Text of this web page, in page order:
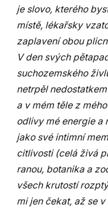
je slovo, kterého
místě, lékařsky
zaplavení obou
V den svých
suchozemského
netrpěl
a v mém těle z
odlivy mé energie a
jako své intimní
citlivosti (celá živá
ranou, botanika a
všech krutostí
mi jen čekat, až se